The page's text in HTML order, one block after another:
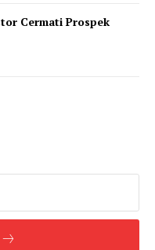
Cermati Prospek